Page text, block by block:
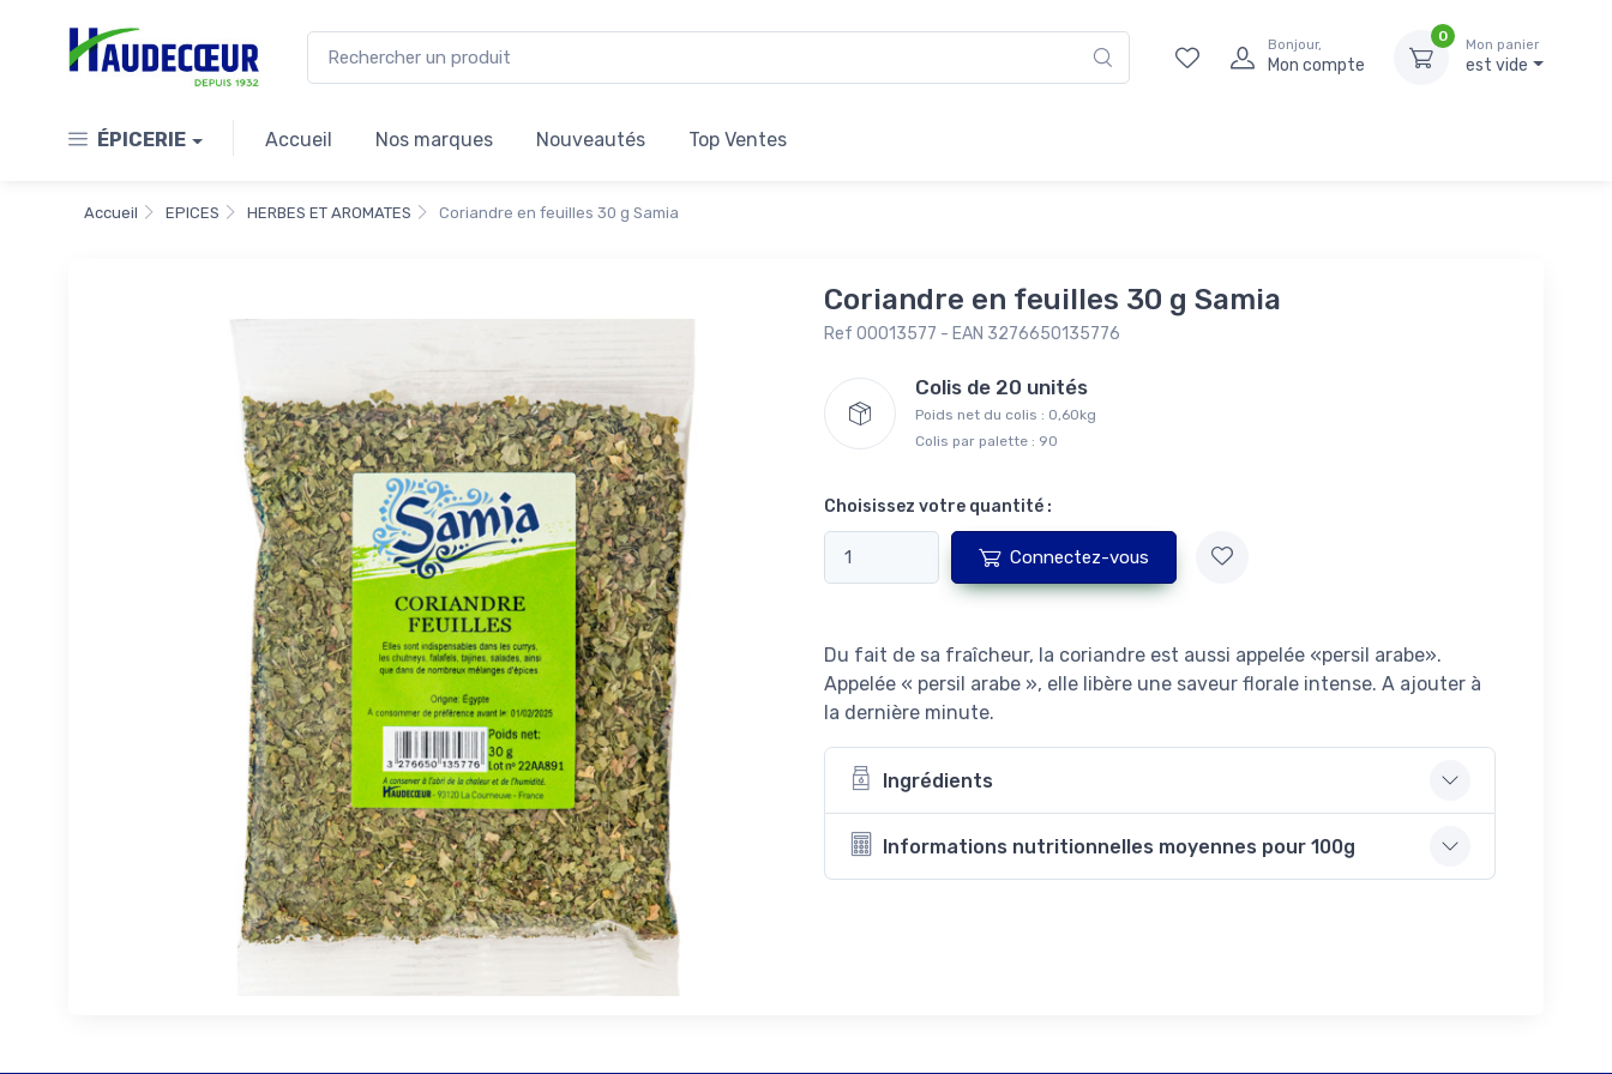
Bonjour,
Mon compte
0
Mon panier
est vide
ÉPICERIE Accueil Nos marques Nouveautés Top Ventes
Accueil EPICES HERBES ET AROMATES Coriandre en feuilles 30 g Samia
Coriandre en feuilles 30 g Samia
Ref 00013577 - EAN 3276650135776
Colis de 20 unités
Poids net du colis : 0,60kg
Colis par palette : 90
Choisissez votre quantité :
Connectez-vous
Du fait de sa fraîcheur, la coriandre est aussi appelée «persil arabe».
Appelée « persil arabe », elle libère une saveur florale intense. A ajouter à
la dernière minute.
Ingrédients
Informations nutritionnelles moyennes pour 100g